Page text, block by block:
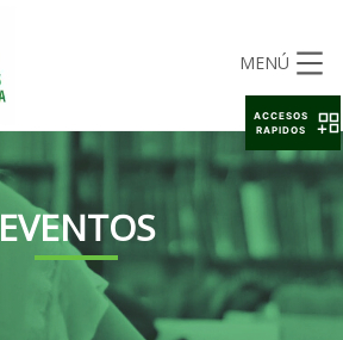
MENÚ
EVENTOS
ACCESOS
RAPIDOS